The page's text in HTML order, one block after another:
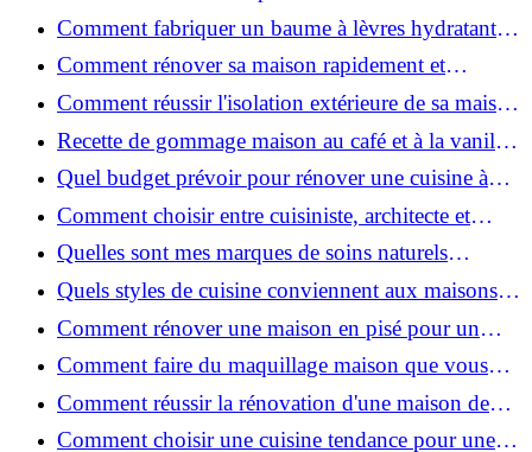
facilement : guide étape par étape
Comment fabriquer un baume à lèvres hydratant et
naturel au suif ?
Comment rénover sa maison rapidement et
efficacement ?
Comment réussir l'isolation extérieure de sa maison
pour une rénovation performante et durable ?
Recette de gommage maison au café et à la vanille
pour une peau douce
Quel budget prévoir pour rénover une cuisine à
Voiron en 2026 : coûts et aides locales ?
Comment choisir entre cuisiniste, architecte et
contractant général à Voiron ?
Quelles sont mes marques de soins naturels
préférées ?
Quels styles de cuisine conviennent aux maisons et
appartements du Voironnais ?
Comment rénover une maison en pisé pour un
habitat sain et performant ?
Comment faire du maquillage maison que vous
utiliserez vraiment ?
Comment réussir la rénovation d'une maison de
ville en 2026 ?
Comment choisir une cuisine tendance pour une